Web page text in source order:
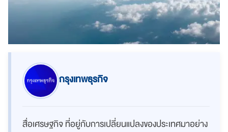
กรุงเทพธุรกิจ
สื่อเศรษฐกิจ ที่อยู่กับการเปลี่ยนแปลงของประเทศมาอย่าง